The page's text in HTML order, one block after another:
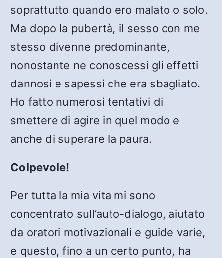
soprattutto quando ero malato o solo.
Ma dopo la pubertà, il sesso con me
stesso divenne predominante,
nonostante ne conoscessi gli effetti
dannosi e sapessi che era sbagliato.
Ho fatto numerosi tentativi di
smettere di agire in quel modo e
anche di superare la paura.
Colpevole!
Per tutta la mia vita mi sono
concentrato sull’auto-dialogo, aiutato
da oratori motivazionali e guide varie,
e questo, fino a un certo punto, ha